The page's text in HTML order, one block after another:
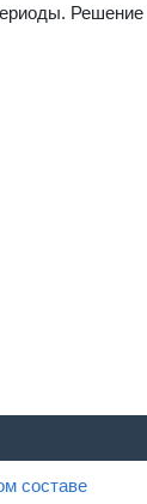
составе